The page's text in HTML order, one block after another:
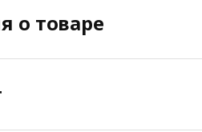
о товаре